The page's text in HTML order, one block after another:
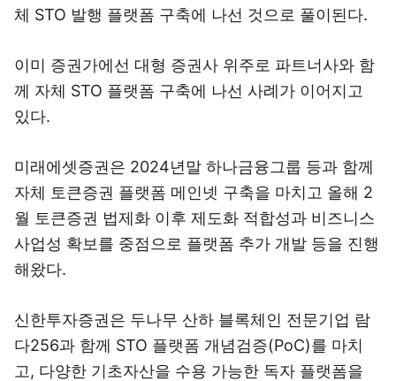
체 STO 발행 플랫폼 구축에 나선 것으로 풀이된다.
이미 증권가에선 대형 증권사 위주로 파트너사와 함
께 자체 STO 플랫폼 구축에 나선 사례가 이어지고
있다.
미래에셋증권은 2024년말 하나금융그룹 등과 함께
자체 토큰증권 플랫폼 메인넷 구축을 마치고 올해 2
월 토큰증권 법제화 이후 제도화 적합성과 비즈니스
사업성 확보를 중점으로 플랫폼 추가 개발 등을 진행
해왔다.
신한투자증권은 두나무 산하 블록체인 전문기업 람
다256과 함께 STO 플랫폼 개념검증(PoC)를 마치
고, 다양한 기초자산을 수용 가능한 독자 플랫폼을